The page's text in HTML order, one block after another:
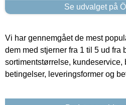
Se udvalget på
Vi har gennemgået de mest
dem med stjerner fra 1 til 5 ud fra
sortimentstørrelse, kundeservice,
betingelser, leveringsformer og